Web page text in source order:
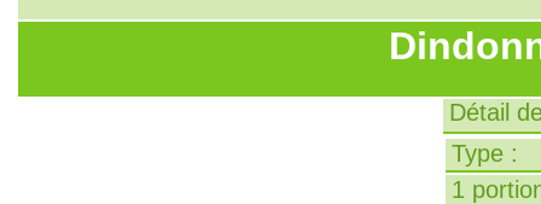
Détail
Type :
1